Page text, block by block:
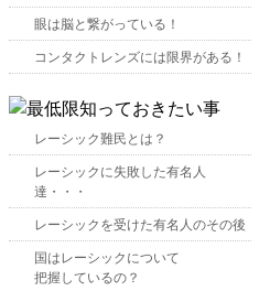
眼は脳と繋がっている！
コンタクトレンズには限界がある！
レーシック難民とは？
レーシックに失敗した有名人
達・・・
レーシックを受けた有名人のその後
国はレーシックについて
把握しているの？